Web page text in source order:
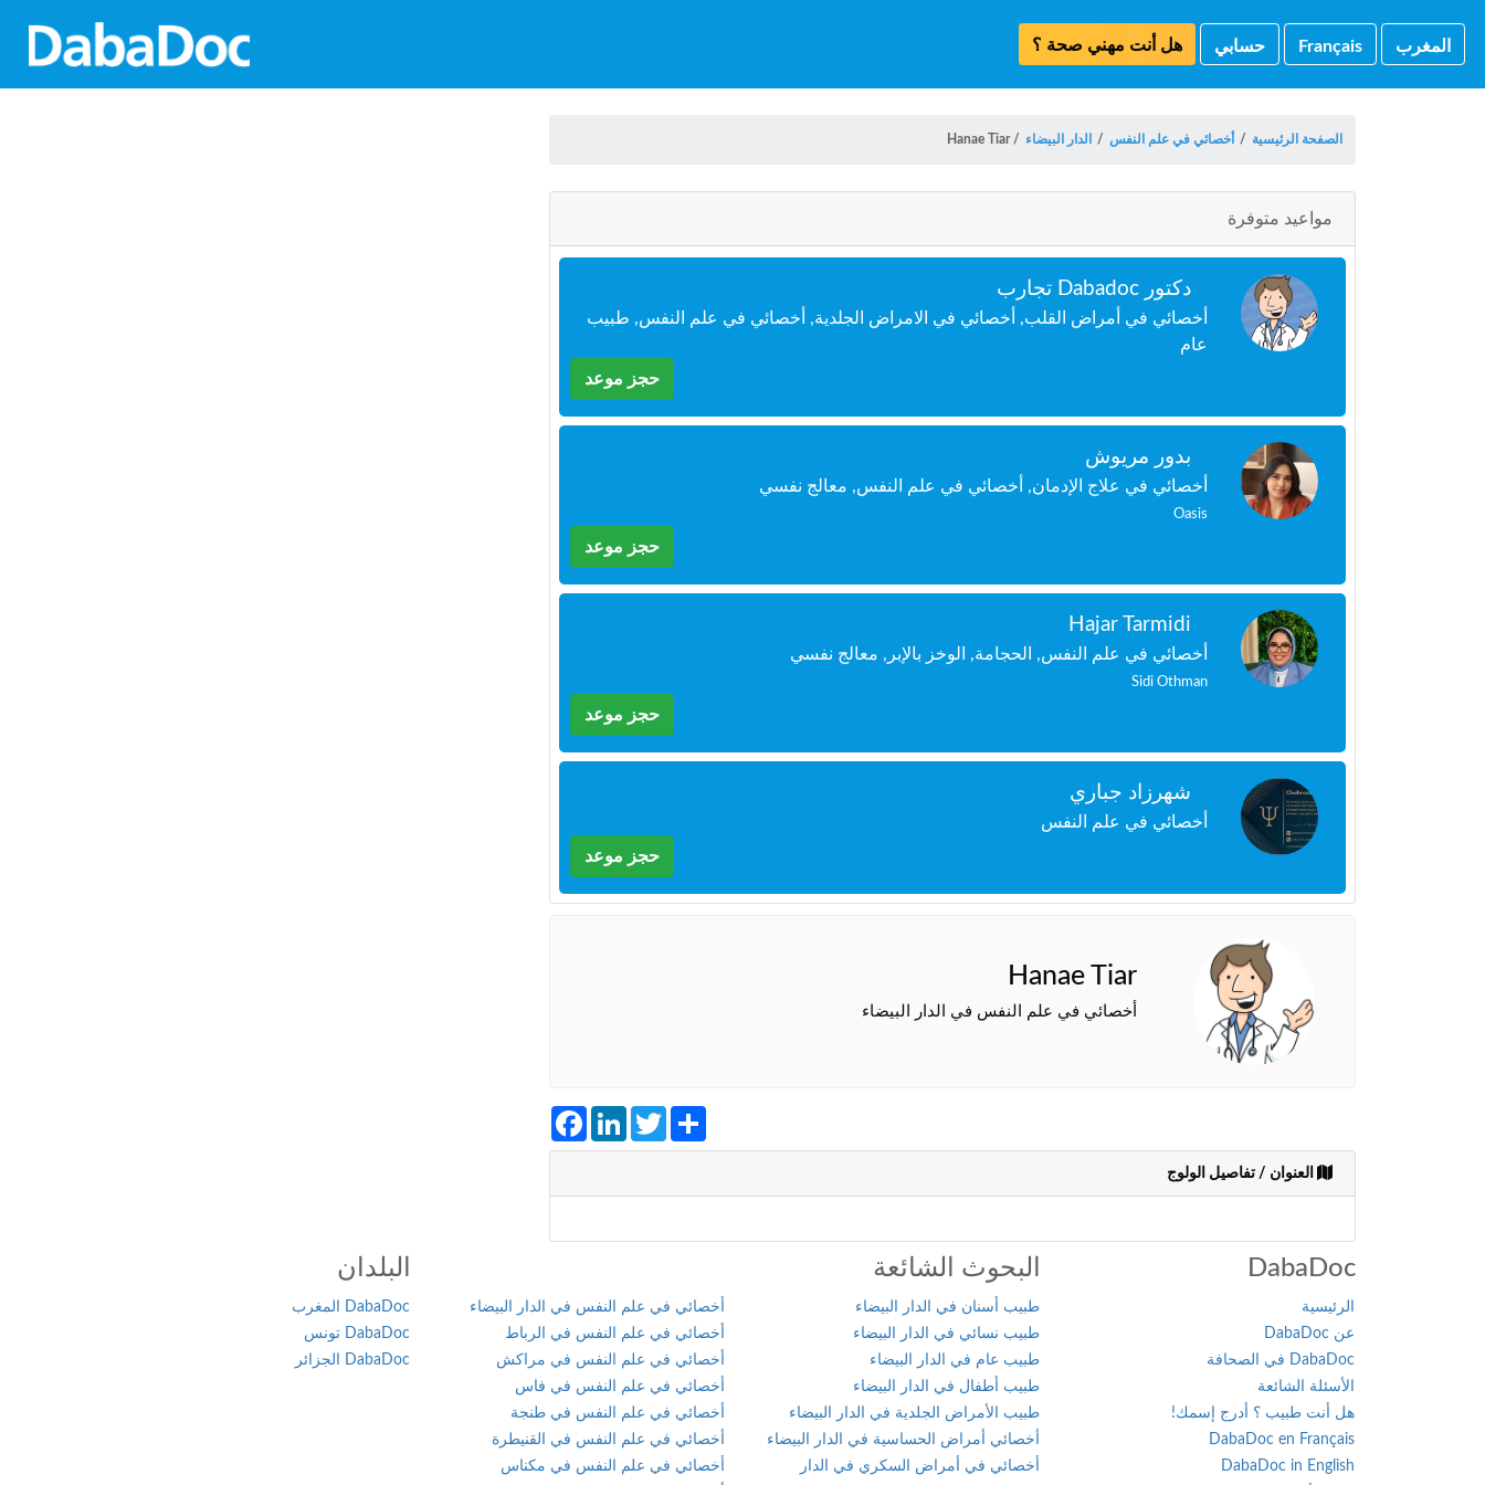
هل أنت مهني صحة ؟ حسابي Français المغرب
الصفحة الرئيسية / أخصائي في علم النفس / الدار البيضاء /
Hanae Tiar
مواعيد متوفرة
دكتور Dabadoc تجارب
أخصائي في أمراض القلب, أخصائي في الامراض الجلدية, أخصائي في علم النفس, طبيب
عام
حجز موعد
بدور مريوش
أخصائي في علاج الإدمان, أخصائي في علم النفس, معالج نفسي
Oasis
حجز موعد
Hajar Tarmidi
أخصائي في علم النفس, الحجامة, الوخز بالإبر, معالج نفسي
Sidi Othman
حجز موعد
شهرزاد جباري
أخصائي في علم النفس
حجز موعد
Hanae Tiar
أخصائي في علم النفس في الدار البيضاء
FacebookLinkedInTwitterShare
العنوان / تفاصيل الولوج
DabaDoc
الرئيسية
عن DabaDoc
DabaDoc في الصحافة
الأسئلة الشائعة
هل أنت طبيب ؟ أدرج إسمك!
DabaDoc en Français
DabaDoc in English
البحوث الشائعة
طبيب أسنان في الدار البيضاء
طبيب نسائي في الدار البيضاء
طبيب عام في الدار البيضاء
طبيب أطفال في الدار البيضاء
طبيب الأمراض الجلدية في الدار البيضاء
أخصائي أمراض الحساسية في الدار البيضاء
أخصائي في أمراض السكري في الدار
أخصائي في علم النفس في الدار البيضاء
أخصائي في علم النفس في الرباط
أخصائي في علم النفس في مراكش
أخصائي في علم النفس في فاس
أخصائي في علم النفس في طنجة
أخصائي في علم النفس في القنيطرة
أخصائي في علم النفس في مكناس
البلدان
DabaDoc المغرب
DabaDoc تونس
DabaDoc الجزائر